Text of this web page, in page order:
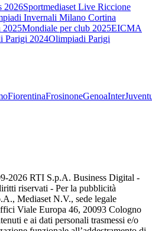
2026Sportmediaset Live Riccione
Invernali Milano Cortina
2025Mondiale per club 2025EICMA
Parigi 2024Olimpiadi Parigi
FiorentinaFrosinoneGenoaInter
2026 RTI S.p.A. Business Digital -
riservati - Per la pubblicità
Mediaset N.V., sede legale
Viale Europa 46, 20093 Cologno
e ai dati personali trasmessi e/o